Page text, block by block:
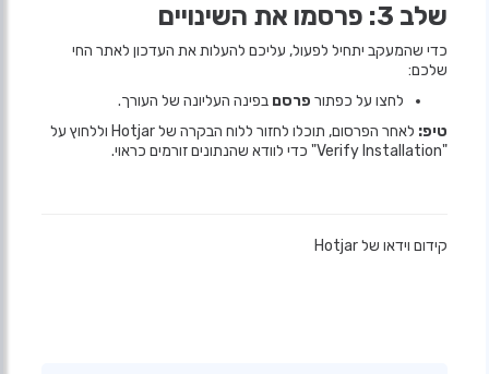
שלב 3: פרסמו את השינויים
כדי שהמעקב יתחיל לפעול, עליכם להעלות את העדכון לאתר החי
שלכם:
לחצו על כפתור פרסם בפינה העליונה של העורך.
טיפ:
לאחר הפרסום, תוכלו לחזור ללוח הבקרה של Hotjar וללחוץ על
"Verify Installation" כדי לוודא שהנתונים זורמים כראוי.
קידום וידאו של Hotjar